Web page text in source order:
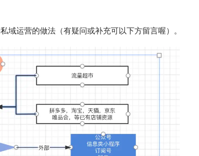
域运营的做法（有疑问或补充可以下方留言喔）。